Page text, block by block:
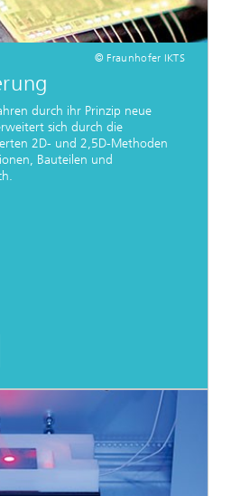
© Fraunhofer IKTS
durch ihr Prinzip neue
sich durch die
2D- und 2,5D-Methoden
Bauteilen und